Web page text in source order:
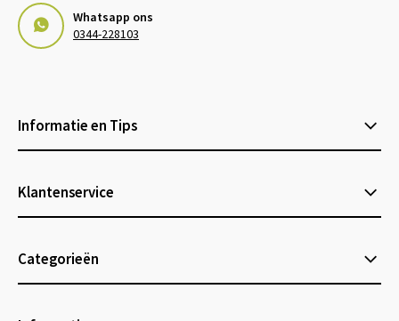
Whatsapp ons
0344-228103
Informatie en Tips
Klantenservice
Categorieën